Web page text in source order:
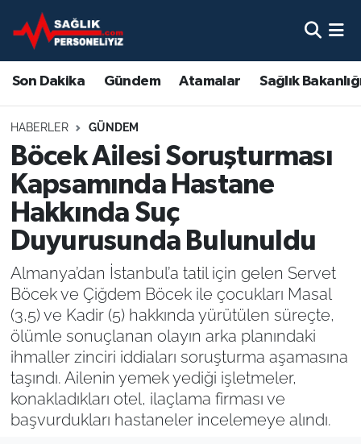
Son Dakika Gündem Atamalar Sağlık
HABERLER GÜNDEM
Böcek Ailesi Soruşturması
Kapsamında Hastane
Hakkında Suç
Duyurusunda Bulunuldu
Almanya’dan İstanbul’a tatil için gelen Servet
Böcek ve Çiğdem Böcek ile çocukları Masal
(3,5) ve Kadir (5) hakkında yürütülen süreçte,
ölümle sonuçlanan olayın arka planındaki
ihmaller zinciri iddiaları soruşturma aşamasına
taşındı. Ailenin yemek yediği işletmeler,
konakladıkları otel, ilaçlama firması ve
başvurdukları hastaneler incelemeye alındı.
Son Dakika
Gündem
Atamalar
Sağlık Bakanlığı
Mevzuat
Sendika
Sağlık Personeli Alımı
Eğitim
Sağlık
Nöbetçi Eczaneler
Hava Durumu
Namaz Vakitleri
Trafik Durumu
Süper Lig Puan Durumu ve Fikstür
Tüm Manşetler
Son Dakika Haberleri
Haber Arşivi